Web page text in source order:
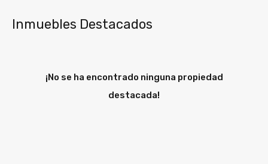
Inmuebles Destacados
¡No se ha encontrado ninguna propiedad
destacada!